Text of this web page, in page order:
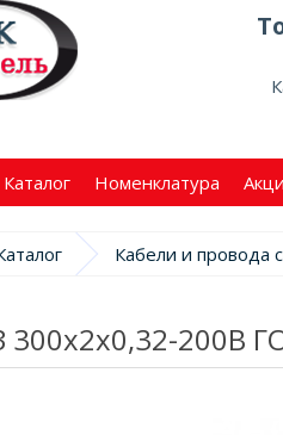
Каталог Номенклатура
Кабели и провода
300х2х0,32-200В